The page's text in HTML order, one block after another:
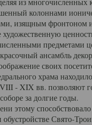
колоннами
изящным фронтоном
художественную
предметами
ансамбль
своих
храма
- XIX вв. позволяют
за долгие годы.
этому
обустройстве Свято-